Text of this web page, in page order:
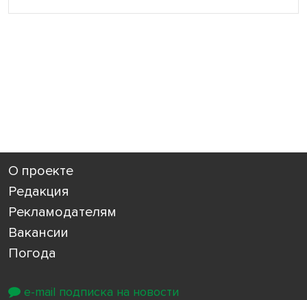
О проекте
Редакция
Рекламодателям
Вакансии
Погода
e-mail подписка на новости